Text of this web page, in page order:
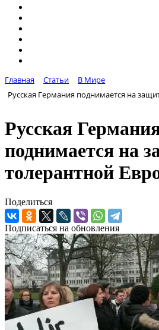
Главная Статьи
В Мире
Русская Германия поднимается на
Русская
поднимается на
толерантной
Поделиться
Подписаться на обновления